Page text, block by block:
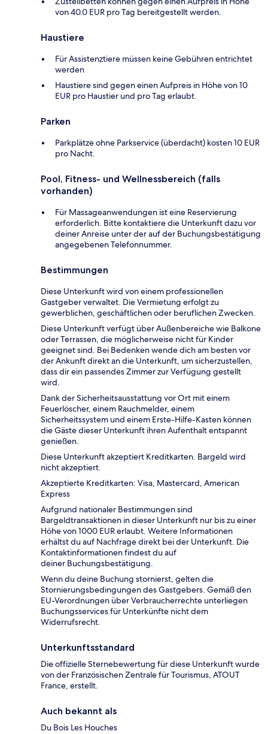
von 40.0 EUR pro Tag bereitgestellt werden.
Haustiere
Für Assistenztiere müssen keine Gebühren entrichtet
werden
Haustiere sind gegen einen Aufpreis in Höhe von 10
EUR pro Haustier und pro Tag erlaubt.
Parken
Parkplätze ohne Parkservice (überdacht) kosten 10 EUR
pro Nacht.
Pool, Fitness- und Wellnessbereich (falls
vorhanden)
Für Massageanwendungen ist eine Reservierung
erforderlich. Bitte kontaktiere die Unterkunft dazu vor
deiner Anreise unter der auf der Buchungsbestätigung
angegebenen Telefonnummer.
Bestimmungen
Diese Unterkunft wird von einem professionellen
Gastgeber verwaltet. Die Vermietung erfolgt zu
gewerblichen, geschäftlichen oder beruflichen Zwecken.
Diese Unterkunft verfügt über Außenbereiche wie Balkone
oder Terrassen, die möglicherweise nicht für Kinder
geeignet sind. Bei Bedenken wende dich am besten vor
der Ankunft direkt an die Unterkunft, um sicherzustellen,
dass dir ein passendes Zimmer zur Verfügung gestellt
wird.
Dank der Sicherheitsausstattung vor Ort mit einem
Feuerlöscher, einem Rauchmelder, einem
Sicherheitssystem und einem Erste-Hilfe-Kasten können
die Gäste dieser Unterkunft ihren Aufenthalt entspannt
genießen.
Diese Unterkunft akzeptiert Kreditkarten. Bargeld wird
nicht akzeptiert.
Akzeptierte Kreditkarten: Visa, Mastercard, American
Express
Aufgrund nationaler Bestimmungen sind
Bargeldtransaktionen in dieser Unterkunft nur bis zu einer
Höhe von 1000 EUR erlaubt. Weitere Informationen
erhältst du auf Nachfrage direkt bei der Unterkunft. Die
Kontaktinformationen findest du auf
deiner Buchungsbestätigung.
Wenn du deine Buchung stornierst, gelten die
Stornierungsbedingungen des Gastgebers. Gemäß den
EU-Verordnungen über Verbraucherrechte unterliegen
Buchungsservices für Unterkünfte nicht dem
Widerrufsrecht.
Unterkunftsstandard
Die offizielle Sternebewertung für diese Unterkunft wurde
von der Französischen Zentrale für Tourismus, ATOUT
France, erstellt.
Auch bekannt als
Du Bois Les Houches